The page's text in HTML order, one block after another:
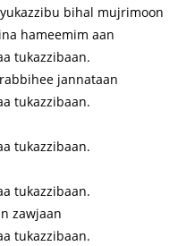
bihal mujrimoon
hameemim aan
tukazzibaan.
jannataan
tukazzibaan.
tukazzibaan.
tukazzibaan.
zawjaan
tukazzibaan.